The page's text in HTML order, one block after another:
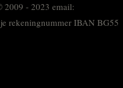
- 2023 email:
rekeningnummer IBAN BG55